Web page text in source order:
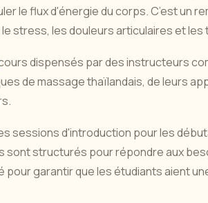
le flux d'énergie du corps. C’est un
stress, les douleurs articulaires et les
dispensés par des instructeurs
de massage thaïlandais, de leurs
sessions d'introduction pour les
structurés pour répondre aux
garantir que les étudiants aient